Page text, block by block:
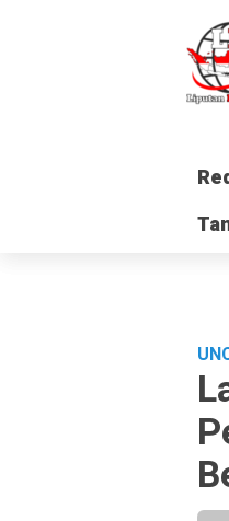
SK ke Kesbangpol,